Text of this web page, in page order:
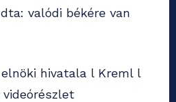
valódi békére van
elnöki hivatala l Kreml l
videórészlet